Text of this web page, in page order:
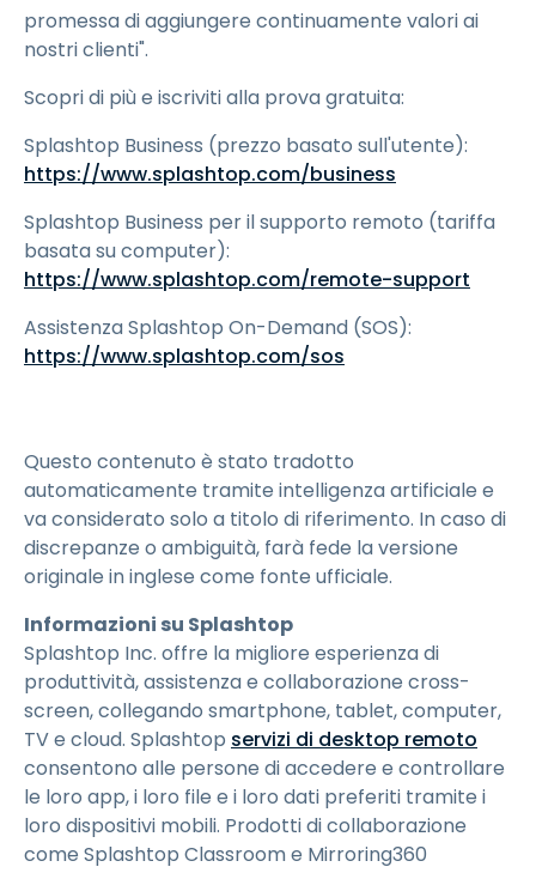
promessa di aggiungere continuamente valori ai
nostri clienti".
Scopri di più e iscriviti alla prova gratuita:
Splashtop Business (prezzo basato sull'utente):
https://www.splashtop.com/business
Splashtop Business per il supporto remoto (tariffa
basata su computer):
https://www.splashtop.com/remote-support
Assistenza Splashtop On-Demand (SOS):
https://www.splashtop.com/sos
Questo contenuto è stato tradotto
automaticamente tramite intelligenza artificiale e
va considerato solo a titolo di riferimento. In caso di
discrepanze o ambiguità, farà fede la versione
originale in inglese come fonte ufficiale.
Informazioni su Splashtop
Splashtop Inc. offre la migliore esperienza di
produttività, assistenza e collaborazione cross-
screen, collegando smartphone, tablet, computer,
TV e cloud. Splashtop servizi di desktop remoto
consentono alle persone di accedere e controllare
le loro app, i loro file e i loro dati preferiti tramite i
loro dispositivi mobili. Prodotti di collaborazione
come Splashtop Classroom e Mirroring360